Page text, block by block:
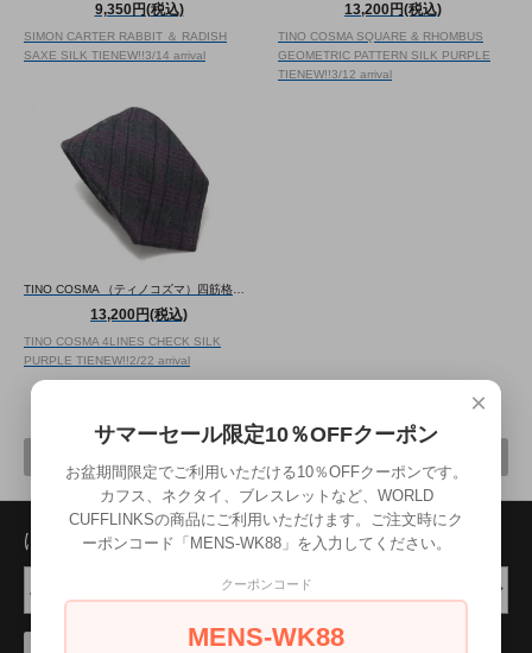
9,350円(税込)
SIMON CARTER RABBIT ＆ RADISH
SAXE SILK TIENEW!!3/14 arrival
13,200円(税込)
TINO COSMA SQUARE & RHOMBUS
GEOMETRIC PATTERN SILK PURPLE
TIENEW!!3/12 arrival
TINO COSMA （ティノコズマ）四筋格子 ウール&シルク ネクタイ（パープル）（ネクタイ/タイ） - ブランド
13,200円(税込)
TINO COSMA 4LINES CHECK SILK
PURPLE TIENEW!!2/22 arrival
ほかの商品を探す
×
サマーセール限定10％OFFクーポン
お盆期間限定でご利用いただける10％OFFクーポンです。
カフス、ネクタイ、ブレスレットなど、WORLD
CUFFLINKSの商品にご利用いただけます。ご注文時にク
ーポンコード「MENS-WK88」を入力してください。
クーポンコード
MENS-WK88